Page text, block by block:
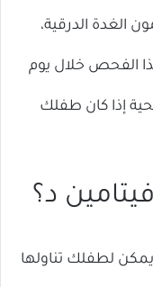
الغدة الدرقية،
الفحص خلال يوم
إذا كان طفلك
د؟
لطفلك تناولها